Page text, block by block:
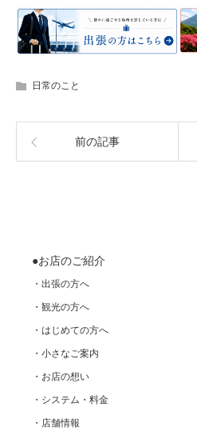
日常のこと
前の記事
●お店のご紹介
・出張の方へ
・観光の方へ
・はじめての方へ
・小さなご案内
・お店の想い
・システム・料金
・店舗情報